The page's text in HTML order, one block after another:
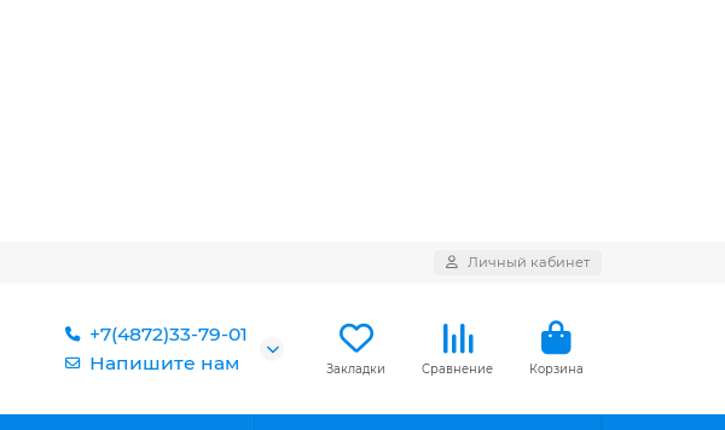
Личный кабинет
+7(4872)33-79-01
Напишите нам
Закладки Сравнение Корзина